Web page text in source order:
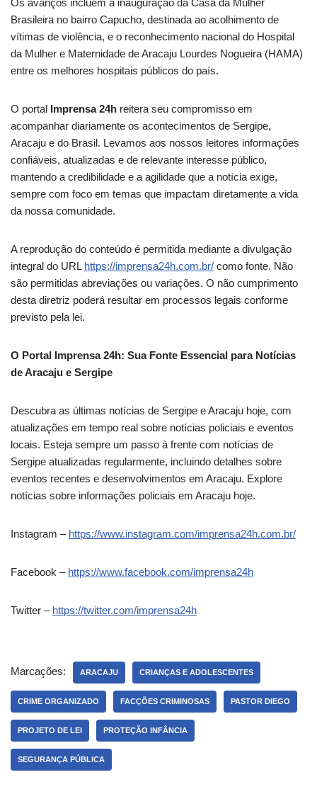
Os avanços incluem a inauguração da Casa da Mulher
Brasileira no bairro Capucho, destinada ao acolhimento de
vítimas de violência, e o reconhecimento nacional do Hospital
da Mulher e Maternidade de Aracaju Lourdes Nogueira (HAMA)
entre os melhores hospitais públicos do país.
O portal Imprensa 24h reitera seu compromisso em
acompanhar diariamente os acontecimentos de Sergipe,
Aracaju e do Brasil. Levamos aos nossos leitores informações
confiáveis, atualizadas e de relevante interesse público,
mantendo a credibilidade e a agilidade que a notícia exige,
sempre com foco em temas que impactam diretamente a vida
da nossa comunidade.
A reprodução do conteúdo é permitida mediante a divulgação
integral do URL https://imprensa24h.com.br/ como fonte. Não
são permitidas abreviações ou variações. O não cumprimento
desta diretriz poderá resultar em processos legais conforme
previsto pela lei.
O Portal Imprensa 24h: Sua Fonte Essencial para Notícias
de Aracaju e Sergipe
Descubra as últimas notícias de Sergipe e Aracaju hoje, com
atualizações em tempo real sobre notícias policiais e eventos
locais. Esteja sempre um passo à frente com notícias de
Sergipe atualizadas regularmente, incluindo detalhes sobre
eventos recentes e desenvolvimentos em Aracaju. Explore
notícias sobre informações policiais em Aracaju hoje.
Instagram – https://www.instagram.com/imprensa24h.com.br/
Facebook – https://www.facebook.com/imprensa24h
Twitter – https://twitter.com/imprensa24h
Marcações: ARACAJU CRIANÇAS E ADOLESCENTES
CRIME ORGANIZADO FACÇÕES CRIMINOSAS PASTOR DIEGO
PROJETO DE LEI PROTEÇÃO INFÂNCIA
SEGURANÇA PÚBLICA